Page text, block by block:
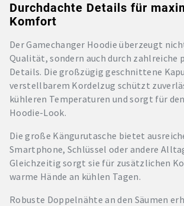
Durchdachte Details für
Komfort
Der Gamechanger Hoodie überzeugt
Qualität, sondern auch durch zahlreiche
Details. Die großzügig geschnittene
verstellbarem Kordelzug schützt
kühleren Temperaturen und sorgt für
Hoodie-Look.
Die große Kängurutasche bietet
Smartphone, Schlüssel oder andere
Gleichzeitig sorgt sie für zusätzlichen
warme Hände an kühlen Tagen.
Robuste Doppelnähte an den Säumen